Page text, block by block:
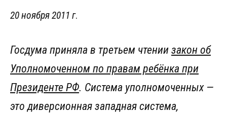
20 ноября 2011 г.
Госдума приняла в третьем чтении закон об
Уполномоченном по правам ребёнка при
Президенте РФ. Система уполномоченных —
это диверсионная западная система,